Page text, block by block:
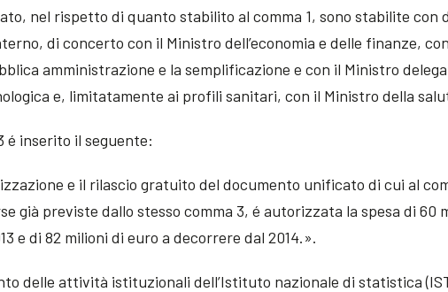
nel rispetto di quanto stabilito al comma 1, sono stabilite con
di concerto con il Ministro dell’economia e delle finanze,
amministrazione e la semplificazione e con il Ministro
e, limitatamente ai profili sanitari, con il Ministro della
é inserito il seguente:
e il rilascio gratuito del documento unificato di cui al
già previste dallo stesso comma 3, é autorizzata la spesa di 60
e di 82 milioni di euro a decorrere dal 2014.».
delle attività istituzionali dell’Istituto nazionale di statistica